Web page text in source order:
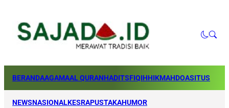
BERANDAAGAMAAL QURANHADITSFIQIHHIKMAHDOASITUS
NEWSNASIONALKESRAPUSTAKAHUMOR